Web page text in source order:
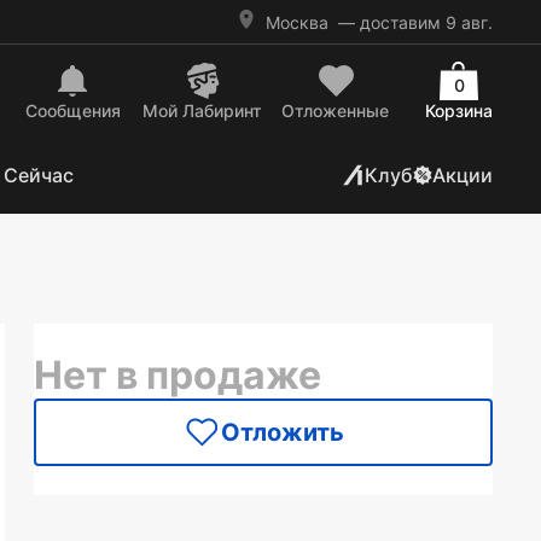
Москва — доставим 9 авг.
Сообщения Mой Лабиринт Отложенные Корзина
0
Клуб Акции
Нет в продаже
Отложить